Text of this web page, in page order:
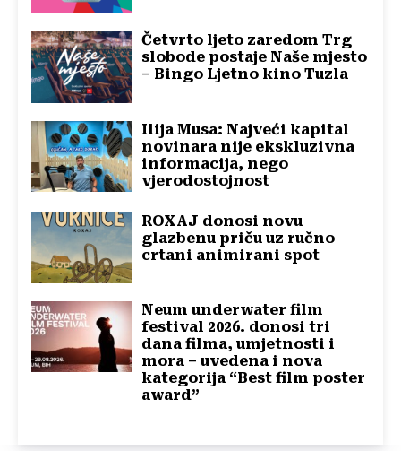
Četvrto ljeto zaredom Trg
slobode postaje Naše mjesto
– Bingo Ljetno kino Tuzla
Ilija Musa: Najveći kapital
novinara nije ekskluzivna
informacija, nego
vjerodostojnost
ROXAJ donosi novu
glazbenu priču uz ručno
crtani animirani spot
Neum underwater film
festival 2026. donosi tri
dana filma, umjetnosti i
mora – uvedena i nova
kategorija “Best film poster
award”